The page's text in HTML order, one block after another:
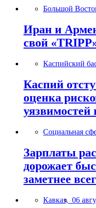
Большой
Иран и
свой
Каспийский
Каспий
оценка
уязвимостей
Социальная
Зарплаты
дорожает
заметнее
Кавказ, 06